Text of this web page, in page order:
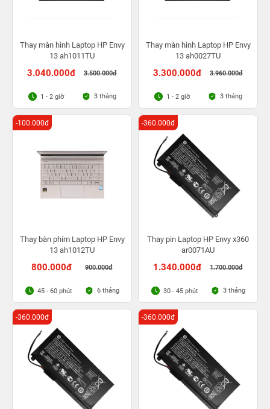
Thay màn hình Laptop HP Envy
13 ah1011TU
3.040.000đ 3.500.000đ
1 - 2 giờ 3 tháng
Thay màn hình Laptop HP Envy
13 ah0027TU
3.300.000đ 3.960.000đ
1 - 2 giờ 3 tháng
Thay bàn phím Laptop HP Envy
13 ah1012TU
800.000đ 900.000đ
-100.000đ
45 - 60 phút 6 tháng
Thay pin Laptop HP Envy x360
ar0071AU
1.340.000đ 1.700.000đ
-360.000đ
30 - 45 phút 3 tháng
-360.000đ -360.000đ